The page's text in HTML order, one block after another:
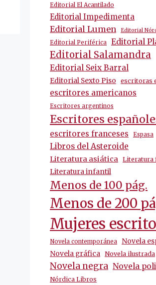
Editorial El Acantilado
Editorial Impedimenta
Editorial Lumen Editorial
Editorial Periférica Editorial
Editorial Salamandra
Editorial Seix Barral
Editorial Sexto Piso escritoras
escritores americanos
Escritores argentinos
Escritores
escritores franceses Espasa
Libros del Asteroide
Literatura asiática Literatura
Literatura infantil
Menos de 100 pág.
Menos de 200
Mujeres
Novela contemporánea
Novela
Novela gráfica Novela ilustrada
Novela negra Novela
Nórdica Libros